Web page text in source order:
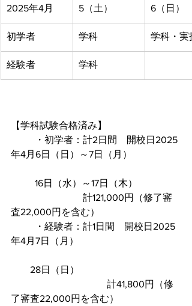
2025年4月 5（土） 6（日）
初学者 学科 学科・実
経験者 学科
【学科試験合格済み】
年4月6日（日）～7日（月）
16日（水）～17日（木）
査22,000円を含む）
年4月7日（月）
28日（日）
了審査22,000円を含む）